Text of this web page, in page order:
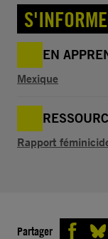
EN
Mexique
Rapport
Partager